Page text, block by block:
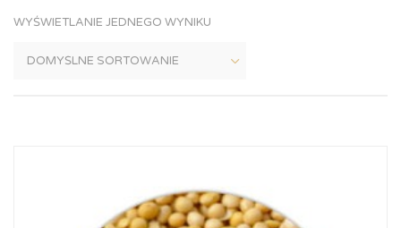
WYŚWIETLANIE JEDNEGO WYNIKU